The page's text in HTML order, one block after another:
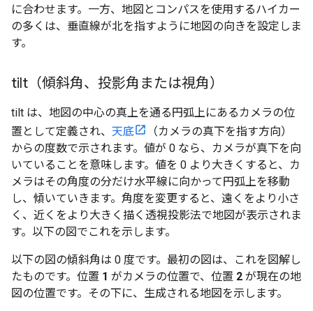
に合わせます。一方、地図とコンパスを使用するハイカー
の多くは、垂直線が北を指すように地図の向きを設定しま
す。
tilt（傾斜角、投影角または視角）
tilt は、地図の中心の真上を通る円弧上にあるカメラの位
置として定義され、 天底
（カメラの真下を指す方向）
からの度数で示されます。値が 0 なら、カメラが真下を向
いていることを意味します。値を 0 より大きくすると、カ
メラはその角度の分だけ水平線に向かって円弧上を移動
し、傾いていきます。角度を変更すると、遠くをより小さ
く、近くをより大きく描く透視投影法で地図が表示されま
す。以下の図でこれを示します。
以下の図の傾斜角は 0 度です。最初の図は、これを図解し
たものです。位置 1 がカメラの位置で、位置 2 が現在の地
図の位置です。その下に、生成される地図を示します。